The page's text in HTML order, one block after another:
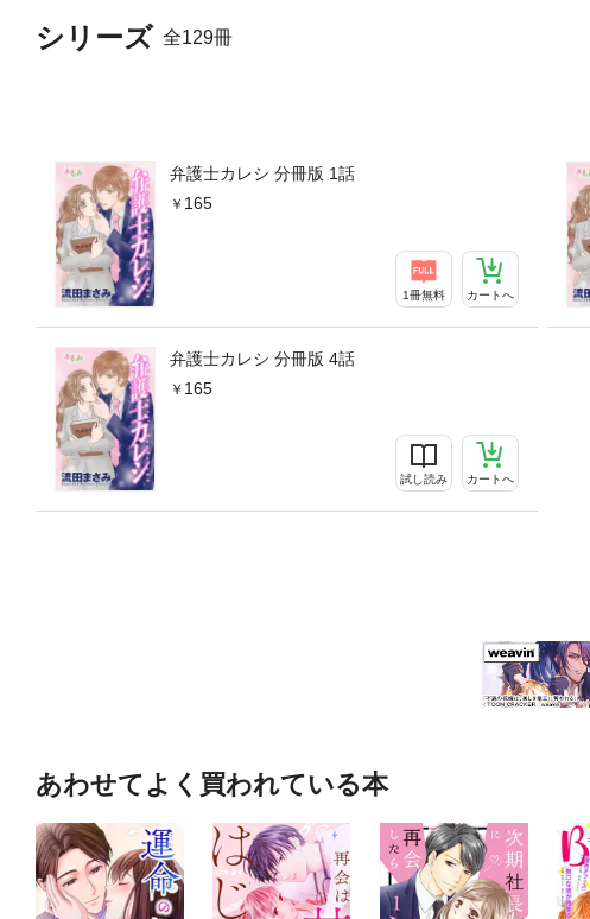
シリーズ 全129冊
弁護士カレシ 分冊版 1話
165
1冊無料 カートへ
弁護士カレシ 分冊版 4話
165
試し読み カートへ
あわせてよく買われている本